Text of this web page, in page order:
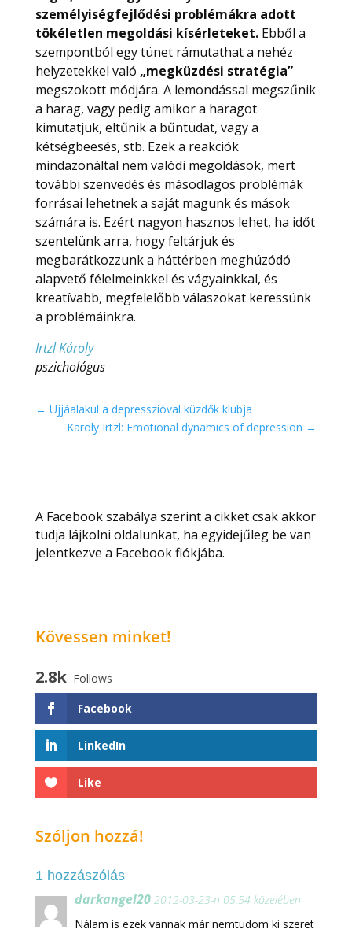
személyiségfejlődési problémákra adott
tökéletlen megoldási kísérleteket.Ebből a
szempontból egy tünet rámutathat a nehéz
helyzetekkel való „megküzdési stratégia”
megszokott módjára. A lemondással megszűnik
a harag, vagy pedig amikor a haragot
kimutatjuk, eltűnik a bűntudat, vagy a
kétségbeesés, stb. Ezek a reakciók
mindazonáltal nem valódi megoldások, mert
további szenvedés és másodlagos problémák
forrásai lehetnek a saját magunk és mások
számára is. Ezért nagyon hasznos lehet, ha időt
szentelünk arra, hogy feltárjuk és
megbarátkozzunk a háttérben meghúzódó
alapvető félelmeinkkel és vágyainkkal, és
kreatívabb, megfelelőbb válaszokat keressünk
a problémáinkra.
Irtzl Károly
pszichológus
← Ujjáalakul a depresszióval küzdők klubja
Karoly Irtzl: Emotional dynamics of depression →
A Facebook szabálya szerint a cikket csak akkor
tudja lájkolni oldalunkat, ha egyidejűleg be van
jelentkezve a Facebook fiókjába.
Kövessen minket!
2.8k Follows
Facebook
LinkedIn
Like
Szóljon hozzá!
1 hozzászólás
darkangel20 2012-03-23-n 05:54 közelében
Nálam is ezek vannak már nemtudom ki szeret